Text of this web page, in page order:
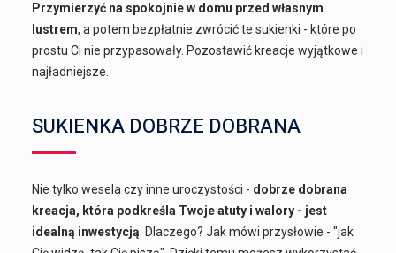
Przymierzyć na spokojnie w domu przed własnym
lustrem, a potem bezpłatnie zwrócić te sukienki - które po
prostu Ci nie przypasowały. Pozostawić kreacje wyjątkowe i
najładniejsze.
SUKIENKA DOBRZE DOBRANA
Nie tylko wesela czy inne uroczystości - dobrze dobrana
kreacja, która podkreśla Twoje atuty i walory - jest
idealną inwestycją. Dlaczego? Jak mówi przysłowie - "jak